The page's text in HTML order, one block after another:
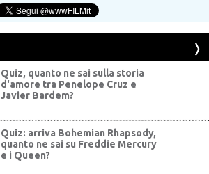
Quiz, quanto ne sai sulla storia
d'amore tra Penelope Cruz e
Javier Bardem?
Quiz: arriva Bohemian Rhapsody,
quanto ne sai su Freddie Mercury
e i Queen?